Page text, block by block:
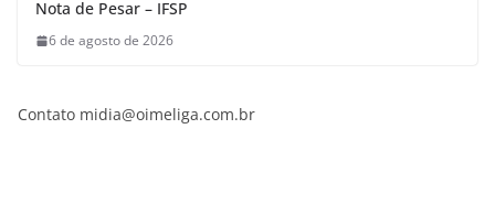
Nota de Pesar – IFSP
6 de agosto de 2026
Contato midia@oimeliga.com.br